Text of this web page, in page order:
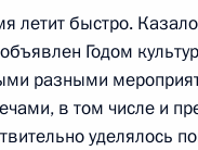
отклонил
принципах
закон об образовании
летит быстро.
Годом
разными
в том числе и
уделялось